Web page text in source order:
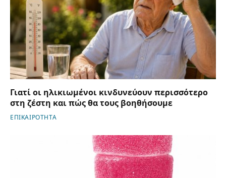
Γιατί οι ηλικιωμένοι κινδυνεύουν περισσότερο
στη ζέστη και πώς θα τους βοηθήσουμε
ΕΠΙΚΑΙΡΟΤΗΤΑ